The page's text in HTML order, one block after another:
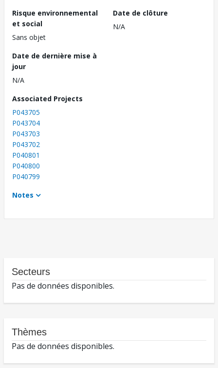
Risque environnemental
et social
Sans objet
Date de clôture
N/A
Date de dernière mise à
jour
N/A
Associated Projects
P043705
P043704
P043703
P043702
P040801
P040800
P040799
Notes
Secteurs
Pas de données disponibles.
Thèmes
Pas de données disponibles.